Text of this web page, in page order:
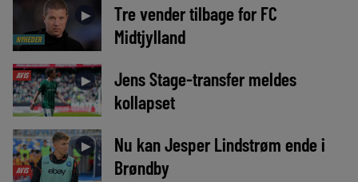
NYHEDER
►
Tre vender tilbage for FC
Midtjylland
AVIS ►
Jens Stage-transfer meldes
kollapset
AVIS
►
Nu kan Jesper Lindstrøm ende i
Brøndby